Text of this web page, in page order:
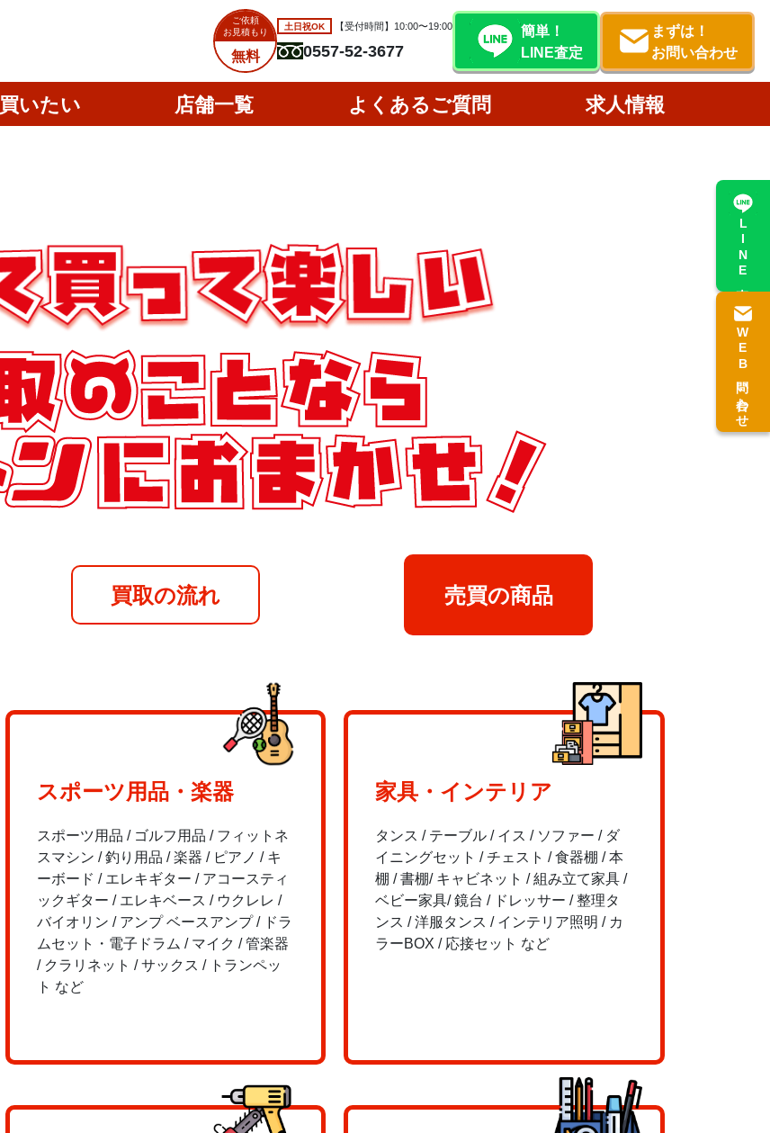
ご依頼
お見積もり
無料
土日祝OK 【受付時間】10:00〜19:00
0557-52-3677
簡単！
LINE査定
まずは！
お問い合わせ
買いたい 店舗一覧 よくあるご質問 求人情報
買取の流れ 売買の商品
スポーツ用品・楽器
スポーツ用品 / ゴルフ用品 / フィットネ
スマシン / 釣り用品 / 楽器 / ピアノ / キ
ーボード / エレキギター / アコースティ
ックギター / エレキベース / ウクレレ /
バイオリン / アンプ ベースアンプ / ドラ
ムセット・電子ドラム / マイク / 管楽器
/ クラリネット / サックス / トランペッ
ト など
家具・インテリア
タンス / テーブル / イス / ソファー / ダ
イニングセット / チェスト / 食器棚 / 本
棚 / 書棚/ キャビネット / 組み立て家具 /
ベビー家具/ 鏡台 / ドレッサー / 整理タ
ンス / 洋服タンス / インテリア照明 / カ
ラーBOX / 応接セット など
LINE査定
WEB問い合わせ